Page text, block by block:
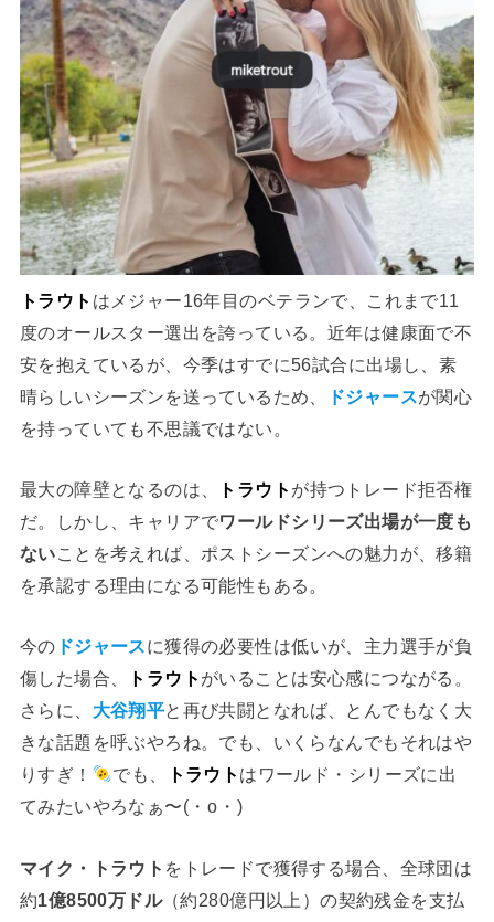
トラウト はメジャー16年目のベテランで、これまで11
度のオールスター選出を誇っている。近年は健康面で不
安を抱えているが、今季はすでに56試合に出場し、素
晴らしいシーズンを送っているため、
ドジャースが関心
を持っていても不思議ではない。
最大の障壁となるのは、 トラウト が持つトレード拒否権
だ。しかし、キャリアでワールドシリーズ出場が一度も
ないことを考えれば、ポストシーズンへの魅力が、移籍
を承認する理由になる可能性もある。
今の ドジャースに獲得の必要性は低いが、主力選手が負
傷した場合、
トラウト がいることは安心感につながる。
さらに、 大谷翔平と再び共闘となれば、とんでもなく大
きな話題を呼ぶやろね。でも、いくらなんでもそれはや
りすぎ！
でも、 トラウト はワールド・シリーズに出
てみたいやろなぁ〜(⁠・⁠o⁠・⁠)
マイク・トラウト をトレードで獲得する場合、全球団は
約1億8500万ドル（約280億円以上）の契約残金を支払